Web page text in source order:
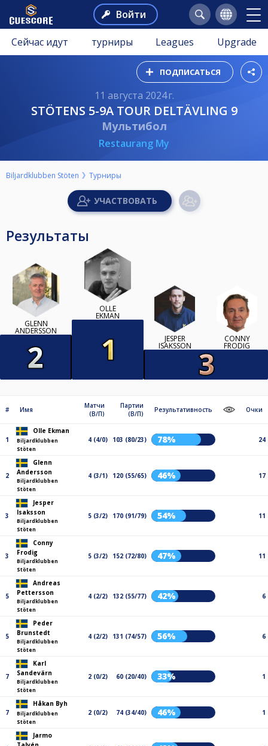
Войти
Сейчас идут турниры Leagues Upgrade
ПОДПИСАТЬСЯ
11 августа 2024 г.
STÖTENS 5-9A TOUR DELTÄVLING 9
Мультибол
Restaurang My
Biljardklubben Stöten Турниры
Результаты
GLENN
ANDERSSON
OLLE
EKMAN
JESPER
ISAKSSON
CONNY
FRODIG
# Имя
Матчи
(В/П)
Партии
(В/П)
Результативность Очки
1
Olle Ekman
Biljardklubben
Stöten
4 (4/0) 103 (80/23) 78% 24
2
Glenn
Andersson
Biljardklubben
Stöten
4 (3/1) 120 (55/65) 46% 17
3
Jesper
Isaksson
Biljardklubben
Stöten
5 (3/2) 170 (91/79) 54% 11
3
Conny
Frodig
Biljardklubben
Stöten
5 (3/2) 152 (72/80) 47% 11
5
Andreas
Pettersson
Biljardklubben
Stöten
4 (2/2) 132 (55/77) 42% 6
5
Peder
Brunstedt
Biljardklubben
Stöten
4 (2/2) 131 (74/57) 56% 6
7
Karl
Sandevärn
Biljardklubben
Stöten
2 (0/2) 60 (20/40) 33% 1
7
Håkan Byh
Biljardklubben
Stöten
2 (0/2) 74 (34/40) 46% 1
Jarmo